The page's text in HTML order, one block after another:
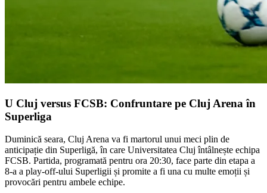
U Cluj versus FCSB: Confruntare pe Cluj Arena în
Superliga
Duminică seara, Cluj Arena va fi martorul unui meci plin de
anticipație din Superligă, în care Universitatea Cluj întâlnește echipa
FCSB. Partida, programată pentru ora 20:30, face parte din etapa a
8-a a play-off-ului Superligii și promite a fi una cu multe emoții și
provocări pentru ambele echipe.